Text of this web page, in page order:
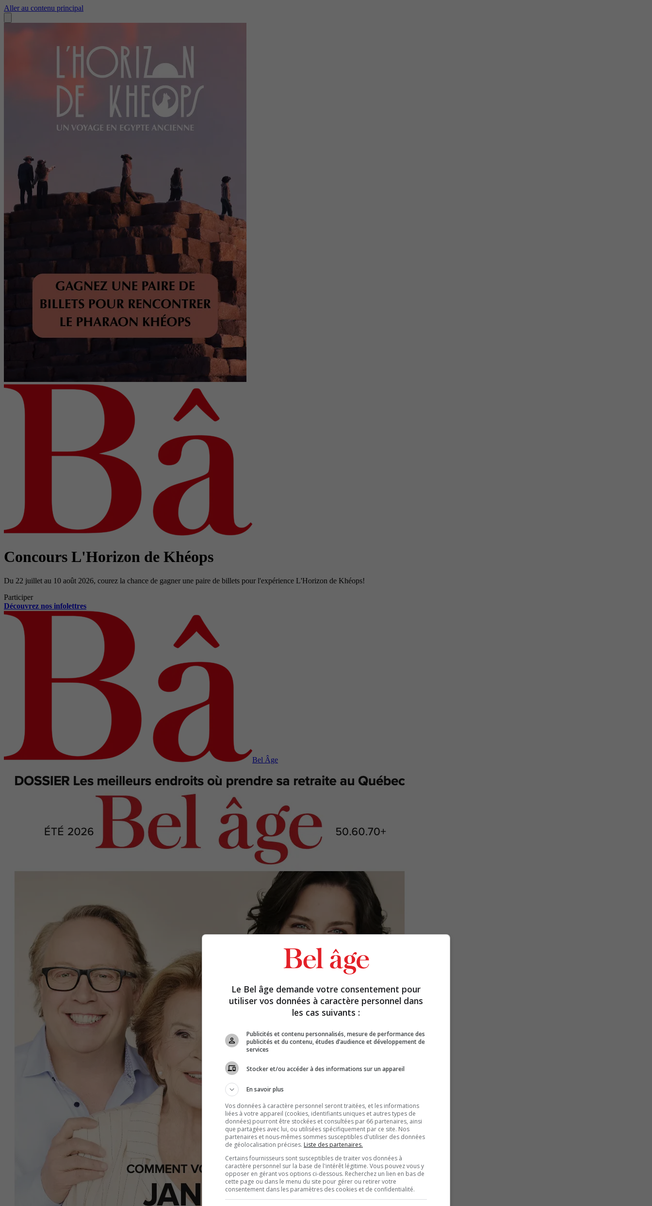
Aller au contenu principal
Concours L'Horizon de Khéops
Du 22 juillet au 10 août 2026, courez la chance de gagner une paire de billets pour l'expérience L'Horizon de Khéops!
Participer
Découvrez nos infolettres
Bel Âge
Le Bel âge demande votre consentement pour
utiliser vos données à caractère personnel dans
les cas suivants :
Publicités et contenu personnalisés, mesure de performance des
publicités et du contenu, études d’audience et développement de
services
Stocker et/ou accéder à des informations sur un appareil
En savoir plus
Vos données à caractère personnel seront traitées, et les informations
liées à votre appareil (cookies, identifiants uniques et autres types de
données) pourront être stockées et consultées par 66 partenaires, ainsi
que partagées avec lui, ou utilisées spécifiquement par ce site. Nos
partenaires et nous-mêmes sommes susceptibles d'utiliser des données
de géolocalisation précises. Liste des partenaires.
Certains fournisseurs sont susceptibles de traiter vos données à
caractère personnel sur la base de l'intérêt légitime. Vous pouvez vous y
opposer en gérant vos options ci-dessous. Recherchez un lien en bas de
cette page ou dans le menu du site pour gérer ou retirer votre
consentement dans les paramètres des cookies et de confidentialité.